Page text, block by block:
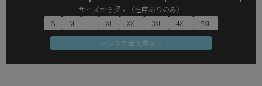
サイズから探す（在庫ありのみ）
S
M L XL XXL 3XL 4XL
5XL
メンズを全て見る >